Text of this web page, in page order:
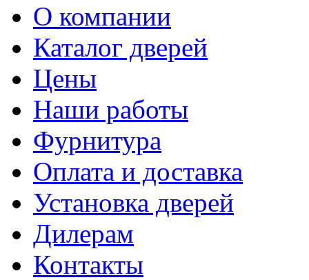
О компании
Каталог дверей
Цены
Наши работы
Фурнитура
Оплата и доставка
Установка дверей
Дилерам
Контакты